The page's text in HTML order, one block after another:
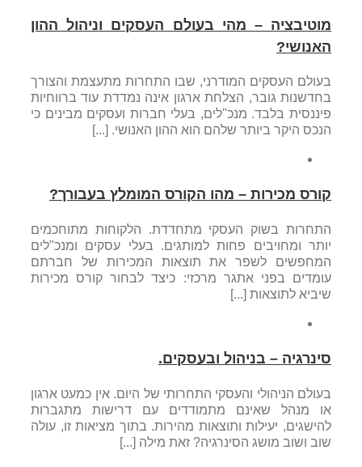
מוטיבציה – מהי בעולם העסקים וניהול ההון
האנושי?
בעולם העסקים המודרני, שבו התחרות מתעצמת והצורך
בחדשנות גובר, הצלחת ארגון אינה נמדדת עוד ברווחיות
פיננסית בלבד. מנכ"לים, בעלי חברות ועסקים מבינים כי
הנכס היקר ביותר שלהם הוא ההון האנושי. [...]
קורס מכירות – מהו הקורס המומלץ בעבורך?
התחרות בשוק העסקי מתחדדת. הלקוחות מתוחכמים
יותר ומחויבים פחות למותגים. בעלי עסקים ומנכ"לים
המחפשים לשפר את תוצאות המכירות של חברתם
עומדים בפני אתגר מרכזי: כיצד לבחור קורס מכירות
שיביא לתוצאות [...]
סינרגיה – בניהול ובעסקים.
בעולם הניהולי והעסקי התחרותי של היום. אין כמעט ארגון
או מנהל שאינם מתמודדים עם דרישות מתגברות
להישגים, יעילות ותוצאות מהירות. בתוך מציאות זו, עולה
שוב ושוב מושג הסינרגיה? זאת מילה [...]